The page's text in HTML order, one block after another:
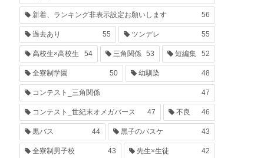
新着、ランキング非表示設定お願いします 56
過去あり 55 ツンデレ 55
高校生×高校生 54 三角関係 53 短編集 52
全寮制学園 50 幼馴染 48
コンテスト_三角関係 47
コンテスト_世紀末オメガバース 47 不良 46
黒バス 44 黒子のバスケ 43
全寮制男子校 43 先生×生徒 42